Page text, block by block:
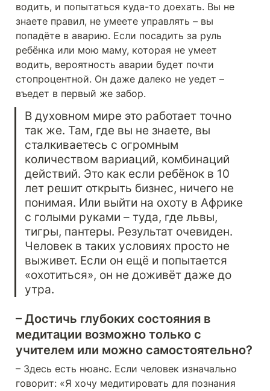
водить, и попытаться куда-то доехать. Вы не
знаете правил, не умеете управлять – вы
попадёте в аварию. Если посадить за руль
ребёнка или мою маму, которая не умеет
водить, вероятность аварии будет почти
стопроцентной. Он даже далеко не уедет –
въедет в первый же забор.
В духовном мире это работает точно
так же. Там, где вы не знаете, вы
сталкиваетесь с огромным
количеством вариаций, комбинаций
действий. Это как если ребёнок в 10
лет решит открыть бизнес, ничего не
понимая. Или выйти на охоту в Африке
с голыми руками – туда, где львы,
тигры, пантеры. Результат очевиден.
Человек в таких условиях просто не
выживет. Если он ещё и попытается
«охотиться», он не доживёт даже до
утра.
– Достичь глубоких состояния в
медитации возможно только с
– Здесь есть нюанс. Если человек изначально
говорит: «Я хочу медитировать для познания